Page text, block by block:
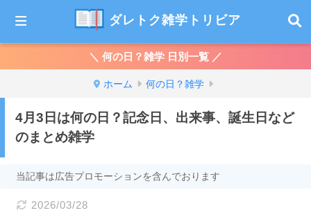
ダレトク雑学トリビア
＼ 何の日？雑学 日別一覧 ／
ホーム 何の日？雑学
4月3日は何の日？記念日、出来事、誕生日など
のまとめ雑学
当記事は広告プロモーションを含んでおります
2026/03/28